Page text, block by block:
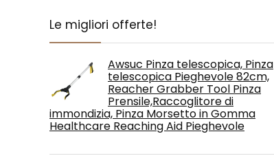
Le migliori offerte!
Awsuc Pinza telescopica, Pinza
telescopica Pieghevole 82cm,
Reacher Grabber Tool Pinza
Prensile,Raccoglitore di
immondizia, Pinza Morsetto in Gomma
Healthcare Reaching Aid Pieghevole